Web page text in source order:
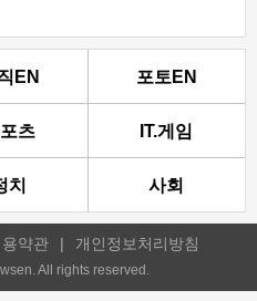
EN 포토EN
츠 IT.게임
치 사회
용약관 | 개인정보처리방침
All rights reserved.